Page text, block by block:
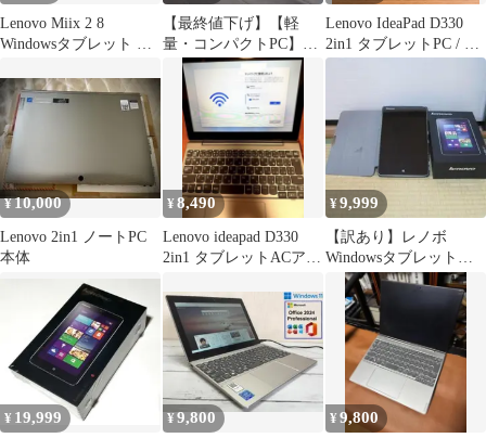
Lenovo Miix 2 8
Windowsタブレット 本
【最終値下げ】【軽
量・コンパクトPC】
Lenovo IdeaPad 300S
Lenovo IdeaPad D330
2in1 タブレットPC / ノ
ートPC
¥10,000
Lenovo 2in1 ノートPC
本体
¥8,490
Lenovo ideapad D330
2in1 タブレットACアダ
¥9,999
【訳あり】レノボ
Windowsタブレット
Miix 2 8 【箱・ケース
付き】
¥ 19,999 ¥9,800 ¥9,800